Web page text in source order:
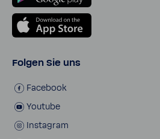
Folgen Sie uns
Face­book
Youtube
Insta­gram